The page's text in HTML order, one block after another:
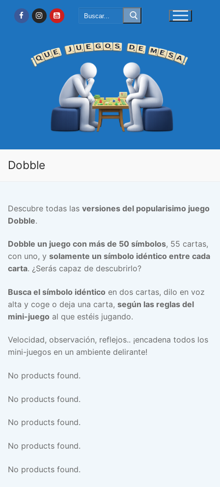
Buscar:
Dobble
Descubre todas las versiones del popularisimo juego
Dobble.
Dobble un juego con más de 50 símbolos, 55 cartas,
con uno, y solamente un símbolo idéntico entre cada
carta. ¿Serás capaz de descubrirlo?
Busca el símbolo idéntico en dos cartas, dilo en voz
alta y coge o deja una carta, según las reglas del
mini-juego al que estéis jugando.
Velocidad, observación, reflejos.. ¡encadena todos los
mini-juegos en un ambiente delirante!
No products found.
No products found.
No products found.
No products found.
No products found.